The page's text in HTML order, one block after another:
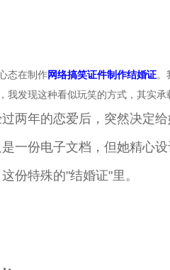
态在制作网络搞笑证件制作结婚证。
我发现这种看似玩笑的方式，其实承
两年的恋爱后，突然决定给
一份电子文档，但她精心
份特殊的"结婚证"里。